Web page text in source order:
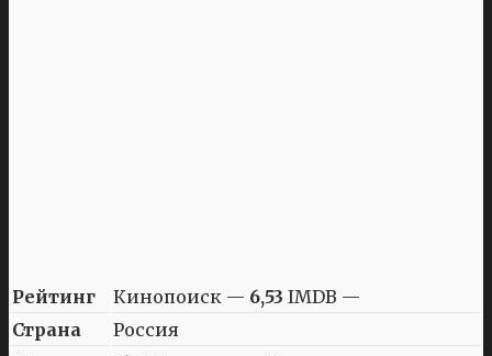
Рейтинг Кинопоиск — 6,53 IMDB —
Страна
Россия